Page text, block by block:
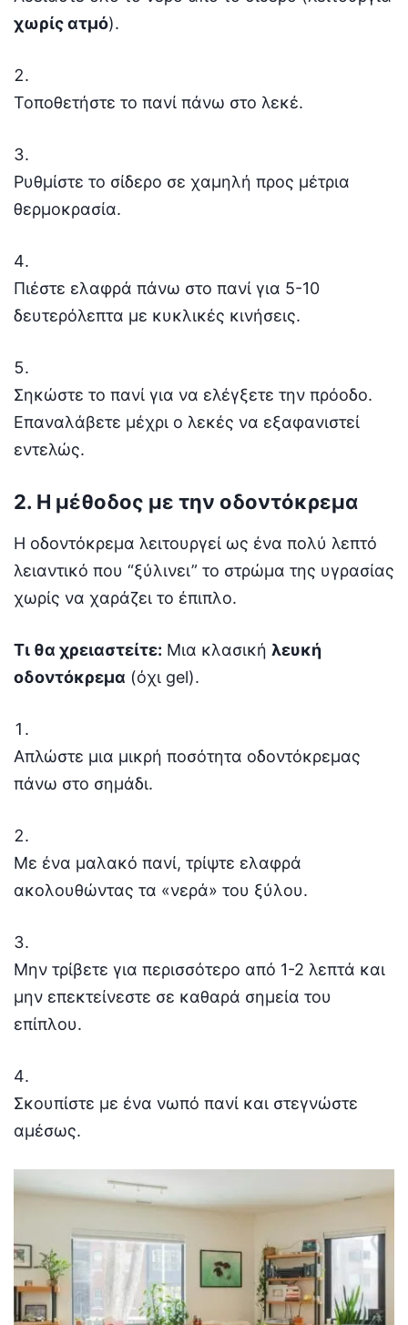
χωρίς ατμό).
Τοποθετήστε το πανί πάνω στο λεκέ.
Ρυθμίστε το σίδερο σε χαμηλή προς μέτρια
θερμοκρασία.
Πιέστε ελαφρά πάνω στο πανί για 5-10
δευτερόλεπτα με κυκλικές κινήσεις.
Σηκώστε το πανί για να ελέγξετε την πρόοδο.
Επαναλάβετε μέχρι ο λεκές να εξαφανιστεί
εντελώς.
2. Η μέθοδος με την οδοντόκρεμα
Η οδοντόκρεμα λειτουργεί ως ένα πολύ λεπτό
λειαντικό που “ξύλινει” το στρώμα της υγρασίας
χωρίς να χαράζει το έπιπλο.
Τι θα χρειαστείτε: Μια κλασική λευκή
οδοντόκρεμα (όχι gel).
Απλώστε μια μικρή ποσότητα οδοντόκρεμας
πάνω στο σημάδι.
Με ένα μαλακό πανί, τρίψτε ελαφρά
ακολουθώντας τα «νερά» του ξύλου.
Μην τρίβετε για περισσότερο από 1-2 λεπτά και
μην επεκτείνεστε σε καθαρά σημεία του
επίπλου.
Σκουπίστε με ένα νωπό πανί και στεγνώστε
αμέσως.